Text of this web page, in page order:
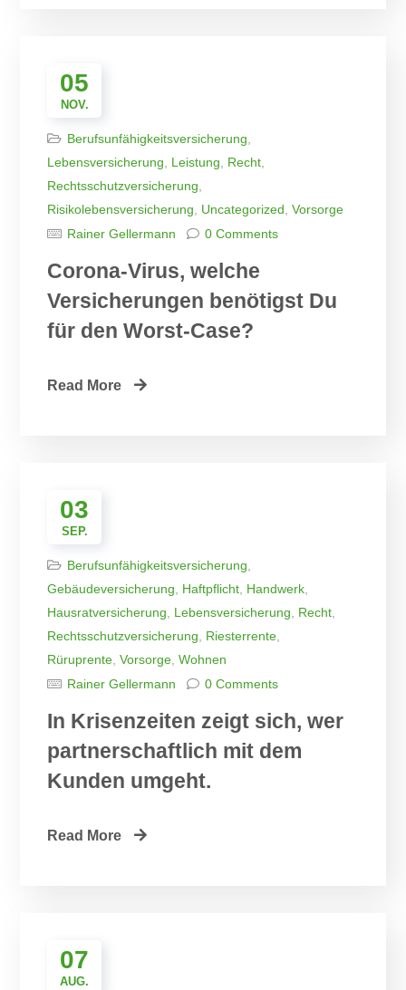
05
NOV.
Berufsunfähigkeitsversicherung
Lebensversicherung
Leistung Recht
Rechtsschutzversicherung
Risikolebensversicherung
Uncategorized ,Vorsorge
Rainer Gellermann
0 Comments
Corona-Virus, welche
Versicherungen benötigst Du
für den Worst-Case?
Read More
03
SEP.
Berufsunfähigkeitsversicherung
Gebäudeversicherung
Haftpflicht Handwerk
Hausratversicherung
Lebensversicherung Recht
Rechtsschutzversicherung
Riesterrente
Rüruprente ,Vorsorge ,Wohnen
Rainer Gellermann
0 Comments
In Krisenzeiten zeigt sich, wer
partnerschaftlich mit dem
Kunden umgeht.
Read More
07
AUG.